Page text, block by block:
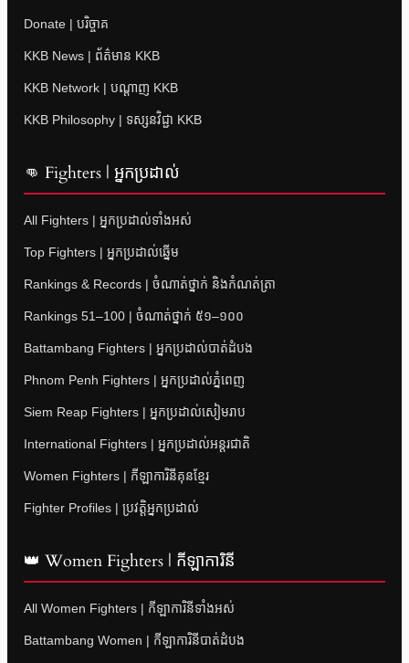
Donate | បរិច្ចាគ
KKB News | ព័ត៌មាន KKB
KKB Network | បណ្តាញ KKB
KKB Philosophy | ទស្សនវិជ្ជា KKB
👊 Fighters | អ្នកប្រដាល់
All Fighters | អ្នកប្រដាល់ទាំងអស់
Top Fighters | អ្នកប្រដាល់ឆ្នើម
Rankings & Records | ចំណាត់ថ្នាក់ និងកំណត់ត្រា
Rankings 51–100 | ចំណាត់ថ្នាក់ ៥១–១០០
Battambang Fighters | អ្នកប្រដាល់បាត់ដំបង
Phnom Penh Fighters | អ្នកប្រដាល់ភ្នំពេញ
Siem Reap Fighters | អ្នកប្រដាល់សៀមរាប
International Fighters | អ្នកប្រដាល់អន្តរជាតិ
Women Fighters | កីឡាការិនីគុនខ្មែរ
Fighter Profiles | ប្រវត្តិអ្នកប្រដាល់
👑 Women Fighters | កីឡាការិនី
All Women Fighters | កីឡាការិនីទាំងអស់
Battambang Women | កីឡាការិនីបាត់ដំបង